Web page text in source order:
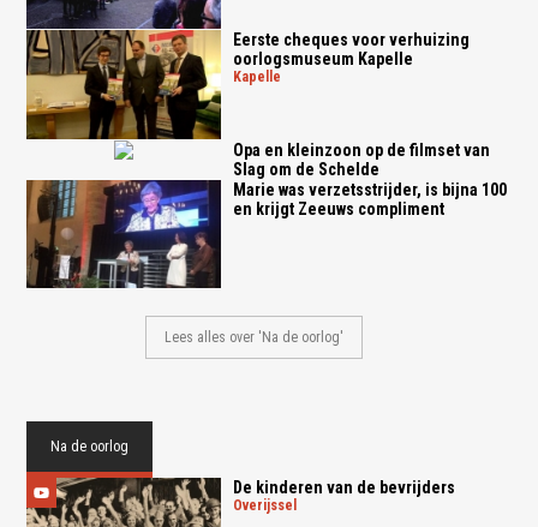
Eerste cheques voor verhuizing
oorlogsmuseum Kapelle
kapelle
Opa en kleinzoon op de filmset van
Slag om de Schelde
Marie was verzetsstrijder, is bijna 100
en krijgt Zeeuws compliment
Lees alles over 'Na de oorlog'
Na de oorlog
De kinderen van de bevrijders
overijssel